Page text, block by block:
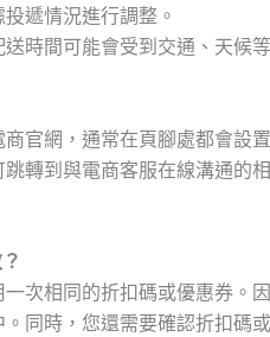
遞情況進行調整。
時間可能會受到交通、天候
官網，通常在頁腳處都會設
轉到與電商客服在線溝通的
次相同的折扣碼或優惠券。
同時，您還需要確認折扣碼